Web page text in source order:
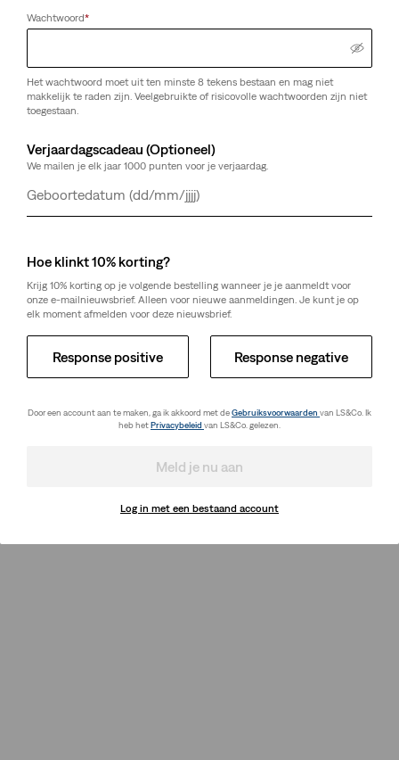
Wachtwoord*
Het wachtwoord moet uit ten minste 8 tekens bestaan en mag niet
makkelijk te raden zijn. Veelgebruikte of risicovolle wachtwoorden zijn niet
toegestaan.
Verjaardagscadeau (Optioneel)
We mailen je elk jaar 1000 punten voor je verjaardag.
Dag
Maand
Jaar
Hoe klinkt 10% korting?
Krijg 10% korting op je volgende bestelling wanneer je je aanmeldt voor
onze e-mailnieuwsbrief. Alleen voor nieuwe aanmeldingen. Je kunt je op
elk moment afmelden voor deze nieuwsbrief.
Response positive Response negative
Door een account aan te maken, ga ik akkoord met deGebruiksvoorwaarden van LS&Co. Ik
heb hetPrivacybeleid van LS&Co. gelezen.
Meld je nu aan
Log in met een bestaand account